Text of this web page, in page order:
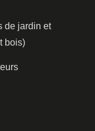
de jardin et
bois)